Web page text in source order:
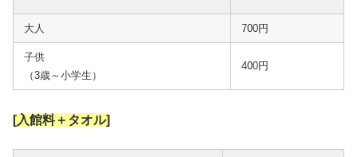
大人 700円
子供
（3歳～小学生）
400円
[入館料＋タオル]